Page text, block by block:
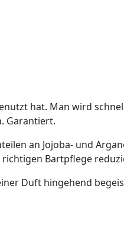
hat. Man wird
Garantiert.
an Jojoba- und
Bartpflege
Duft hingehend